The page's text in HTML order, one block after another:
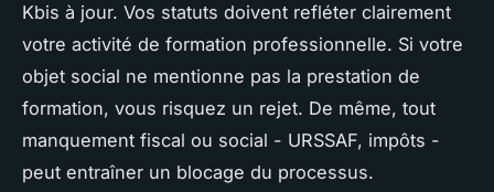
Kbis à jour. Vos statuts doivent refléter clairement
votre activité de formation professionnelle. Si votre
objet social ne mentionne pas la prestation de
formation, vous risquez un rejet. De même, tout
manquement fiscal ou social - URSSAF, impôts -
peut entraîner un blocage du processus.